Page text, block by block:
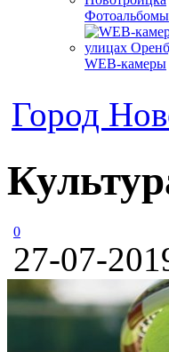
Фотоальбомы
WEB-камеры
Город
0
27-07-